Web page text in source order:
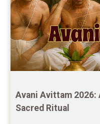
Stock Market
Free Wealth
Free Marriage
Free Star Horoscope
Baby Names Reviews
Avani Avittam 2026:
Sacred Ritual